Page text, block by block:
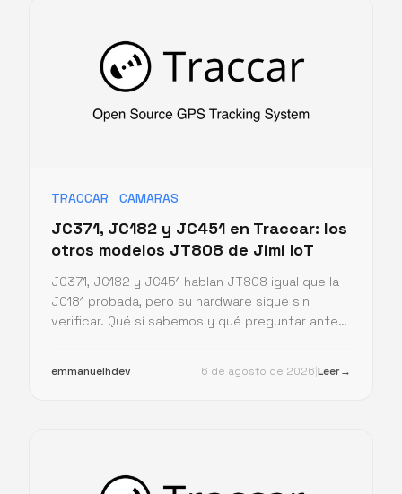
TRACCAR CAMARAS
JC371, JC182 y JC451 en Traccar: los
otros modelos JT808 de Jimi IoT
JC371, JC182 y JC451 hablan JT808 igual que la
JC181 probada, pero su hardware sigue sin
verificar. Qué sí sabemos y qué preguntar antes
emmanuelhdev 6 de agosto de 2026 Leer→